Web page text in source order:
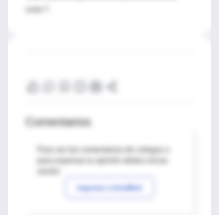
onda T.
Comentarios
Para ver los comentarios de colegas o
Ingresar a IntraMed